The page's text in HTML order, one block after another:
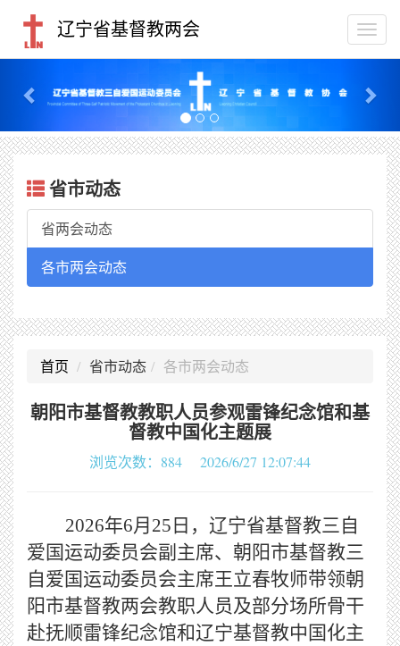
辽宁省基督教两会
省市动态
省两会动态
各市两会动态
首页 省市动态 各市两会动态
朝阳市基督教教职人员参观雷锋纪念馆和基
督教中国化主题展
浏览次数：884 2026/6/27 12:07:44
2026年6月25日，辽宁省基督教三自
爱国运动委员会副主席、朝阳市基督教三
自爱国运动委员会主席王立春牧师带领朝
阳市基督教两会教职人员及部分场所骨干
赴抚顺雷锋纪念馆和辽宁基督教中国化主